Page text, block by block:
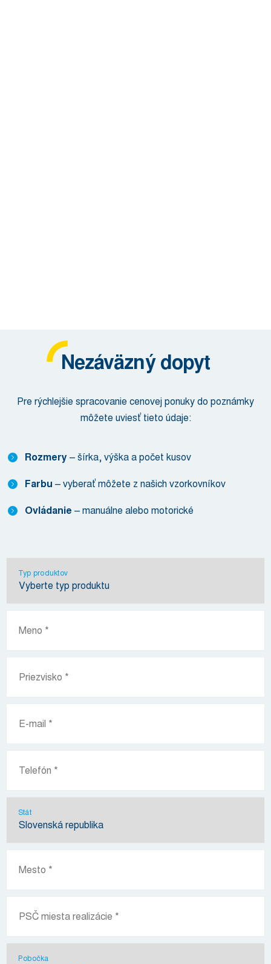
Nezáväzný dopyt
Pre rýchlejšie spracovanie cenovej ponuky do poznámky
môžete uviesť tieto údaje:
Rozmery – šírka, výška a počet kusov
Farbu – vyberať môžete z našich vzorkovníkov
Ovládanie – manuálne alebo motorické
Typ produktov
Stát
Pobočka